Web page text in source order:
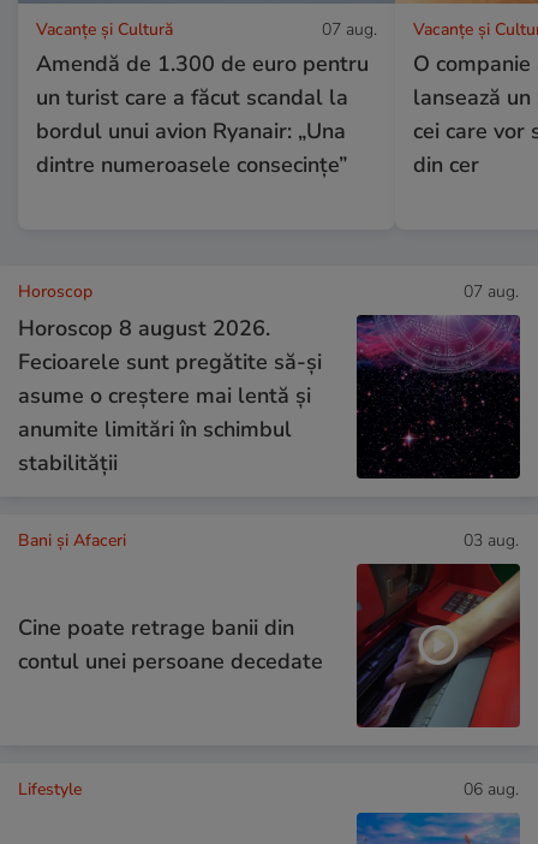
Vacanțe și Cultură 07 aug.
Amendă de 1.300 de euro pentru
un turist care a făcut scandal la
bordul unui avion Ryanair: „Una
dintre numeroasele consecințe”
Vacanțe și
O
lansează
cei care vor
din cer
Horoscop 07 aug.
Horoscop 8 august 2026.
Fecioarele sunt pregătite să-și
asume o creștere mai lentă și
anumite limitări în schimbul
stabilității
Bani și Afaceri 03 aug.
Cine poate retrage banii din
contul unei persoane decedate
Lifestyle 06 aug.